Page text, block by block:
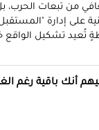
تُكشف
في قِطع
من تبعات الحرب،
على إدارة
تُعيد تشكيل الواقع
أنك باقية رغم